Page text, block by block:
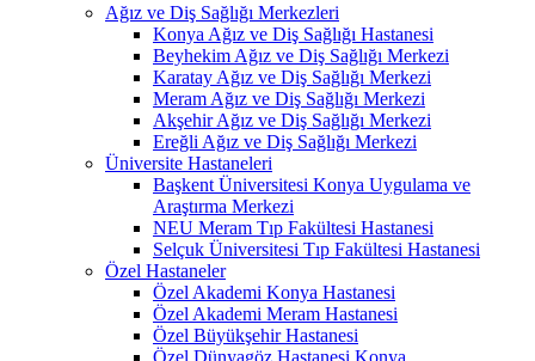
Ağız ve Diş Sağlığı Merkezleri
Konya Ağız ve Diş Sağlığı Hastanesi
Beyhekim Ağız ve Diş Sağlığı Merkezi
Karatay Ağız ve Diş Sağlığı Merkezi
Meram Ağız ve Diş Sağlığı Merkezi
Akşehir Ağız ve Diş Sağlığı Merkezi
Ereğli Ağız ve Diş Sağlığı Merkezi
Üniversite Hastaneleri
Başkent Üniversitesi Konya Uygulama ve
Araştırma Merkezi
NEU Meram Tıp Fakültesi Hastanesi
Selçuk Üniversitesi Tıp Fakültesi Hastanesi
Özel Hastaneler
Özel Akademi Konya Hastanesi
Özel Akademi Meram Hastanesi
Özel Büyükşehir Hastanesi
Özel Dünyagöz Hastanesi Konya